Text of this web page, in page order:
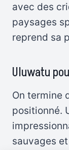
avec des
paysages
reprend sa
Uluwatu
On termine
positionné.
sauvages